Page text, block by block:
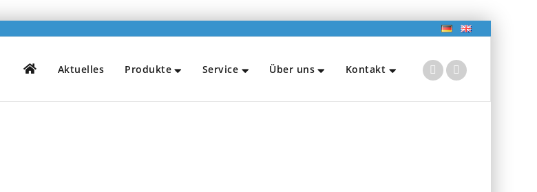
H Aktuelles Produkte Service Über uns Kontakt